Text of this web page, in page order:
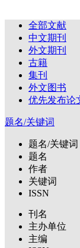
全部文献
中文期刊
外文期刊
古籍
集刊
外文图书
优先发布论
题名/关键词
题名/关键词
题名
作者
关键词
ISSN
刊名
主办单位
主编